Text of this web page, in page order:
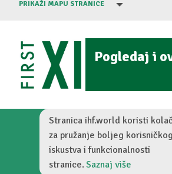
PRIKAŽI MAPU STRANICE
Pogledaj i
Zamišljena nogometna
Digitalized by
Stranica ihf.world koristi
za pružanje boljeg korisničkog
iskustva i funkcionalnosti
stranice. Saznaj više